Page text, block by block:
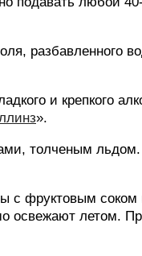
разбавленного
и крепкого
».
толченым
с фруктовым
освежают летом.